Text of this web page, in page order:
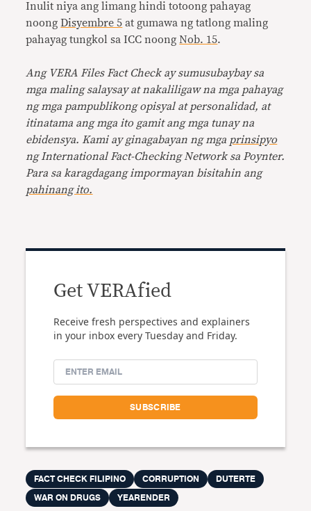
Inulit niya ang limang hindi totoong pahayag
noongDisyembre 5 at gumawa ng tatlong maling
pahayag tungkol sa ICC noongNob. 15.
Ang VERA Files Fact Check ay sumusubaybay sa
mga maling salaysay at nakaliligaw na mga pahayag
ng mga pampublikong opisyal at personalidad, at
itinatama ang mga ito gamit ang mga tunay na
ebidensya. Kami ay ginagabayan ng mga prinsipyo
ng International Fact-Checking Network sa Poynter.
Para sa karagdagang impormayan bisitahin ang
pahinang ito.
Get VERAfied
Receive fresh perspectives and explainers
in your inbox every Tuesday and Friday.
FACT CHECK FILIPINO CORRUPTION
DUTERTE
WAR ON DRUGS
YEARENDER